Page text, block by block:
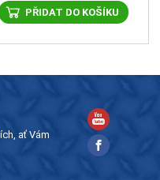
PŘIDAT DO KOŠÍKU
ať Vám